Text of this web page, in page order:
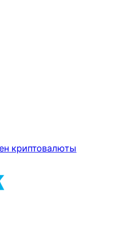
криптовалюты